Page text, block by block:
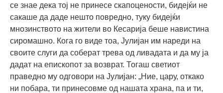
се знае дека тој не принесе скапоцености, бидејќи не
сакаше да даде нешто повредно, туку бидејќи
мнозинството на жители во Кесарија беше навистина
сиромашно. Кога го виде тоа, Јулијан им нареди на
своите слуги да соберат трева од ливадата и да му ја
дадат на епископот за возврат. Тогаш светиот
праведно му одговори на Јулијан: „Ние, цару, откако
ни побара, ти принесовме од нашата храна, па и ти,